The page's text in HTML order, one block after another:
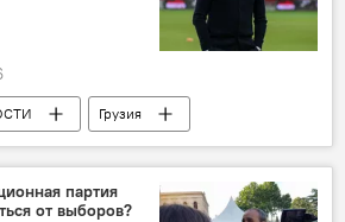
Грузия
Хвича Кварацхелия
партия
от выборов?